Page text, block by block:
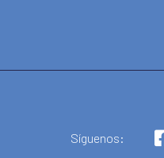
Síguenos: